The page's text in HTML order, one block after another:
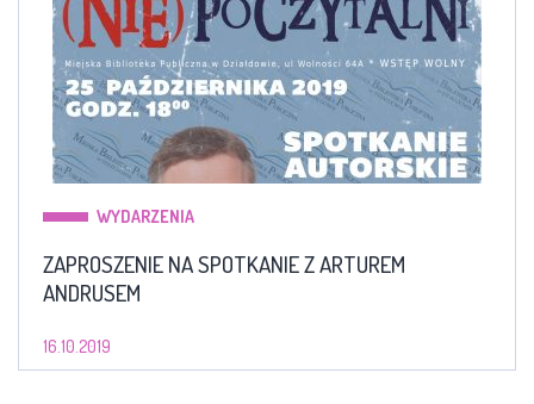
WYDARZENIA
ZAPROSZENIE NA SPOTKANIE Z ARTUREM
ANDRUSEM
16.10.2019